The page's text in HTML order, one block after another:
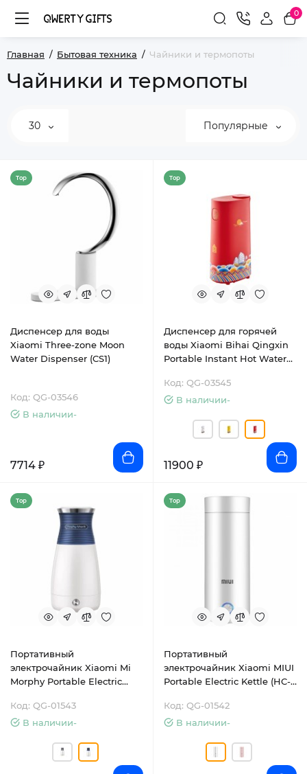
0
Главная Бытовая техника Чайники и термопоты
Чайники и термопоты
30 Популярные
Top
Диспенсер для воды
Xiaomi Three-zone Moon
Water Dispenser (CS1)
Код: QG-03546
В наличии-
7714 ₽
Top
Диспенсер для горячей
воды Xiaomi Bihai Qingxin
Portable Instant Hot Water
Код: QG-03545
В наличии-
11900 ₽
Top
Портативный
электрочайник Xiaomi Mi
Morphy Portable Electric
Код: QG-01543
В наличии-
Top
Портативный
электрочайник Xiaomi MIUI
Portable Electric Kettle (HC-
Код: QG-01542
В наличии-